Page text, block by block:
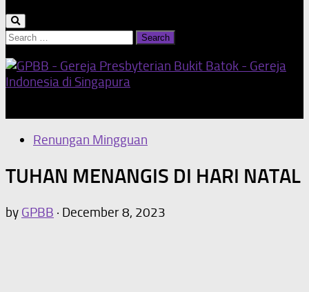
Search
Renungan Mingguan
TUHAN MENANGIS DI HARI NATAL
by GPBB · December 8, 2023